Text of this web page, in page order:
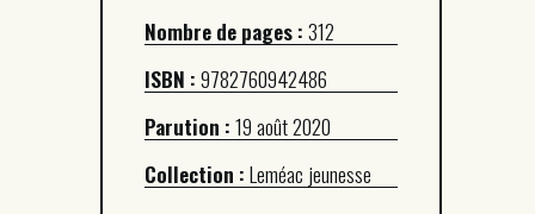
Nombre de pages :312
ISBN :9782760942486
Parution :19 août 2020
Collection :Leméac jeunesse